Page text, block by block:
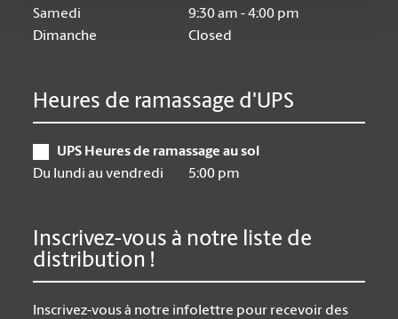
Samedi
9:30 am - 4:00 pm
Dimanche
Closed
Heures de ramassage d'UPS
UPS Heures de ramassage au sol
Du lundi au vendredi
5:00 pm
Inscrivez-vous à notre liste de
distribution !
Inscrivez-vous à notre infolettre pour recevoir des